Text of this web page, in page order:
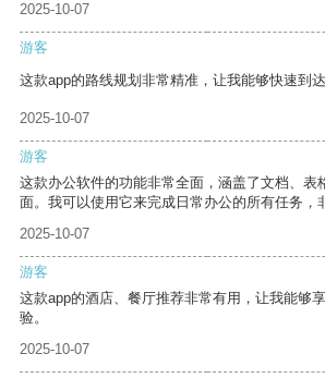
2025-10-07
游客
这款app的路线规划非常精准，让我能够快速到达
2025-10-07
游客
这款办公软件的功能非常全面，涵盖了文档、表
面。我可以使用它来完成日常办公的所有任务，
2025-10-07
游客
这款app的酒店、餐厅推荐非常有用，让我能够
验。
2025-10-07